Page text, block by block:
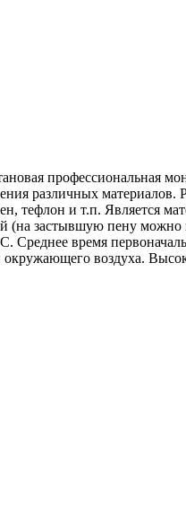
профессиональная
различных
тефлон и т.п. Является
(на застывшую пену
Среднее время
воздуха.